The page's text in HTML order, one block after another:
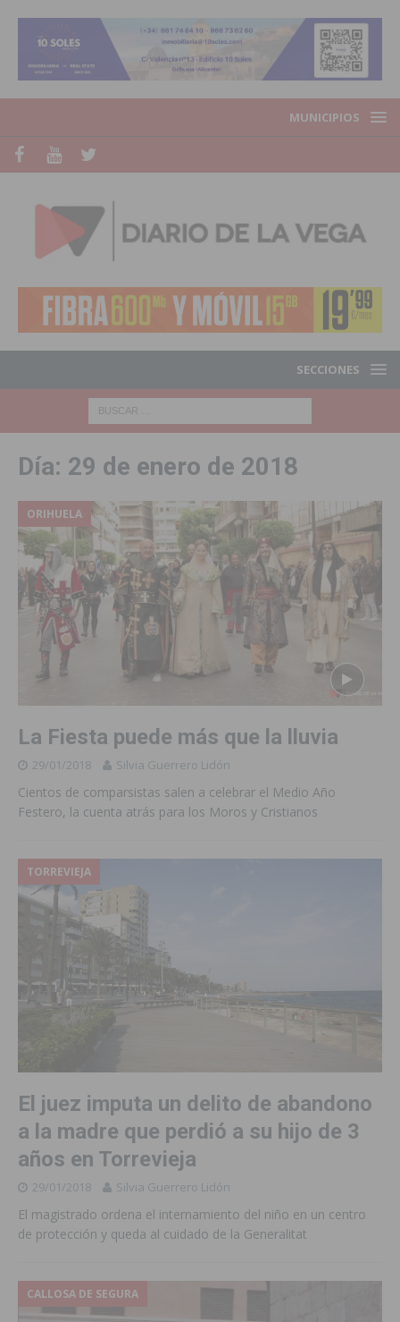
MUNICIPIOS
SECCIONES
Día: 29 de enero de 2018
ORIHUELA
La Fiesta puede más que la lluvia
29/01/2018 Silvia Guerrero Lidón
Cientos de comparsistas salen a celebrar el Medio Año
Festero, la cuenta atrás para los Moros y Cristianos
TORREVIEJA
El juez imputa un delito de abandono
a la madre que perdió a su hijo de 3
años en Torrevieja
29/01/2018 Silvia Guerrero Lidón
El magistrado ordena el internamiento del niño en un centro
de protección y queda al cuidado de la Generalitat
CALLOSA DE SEGURA